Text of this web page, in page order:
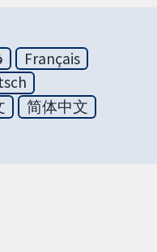
Français
简体中文